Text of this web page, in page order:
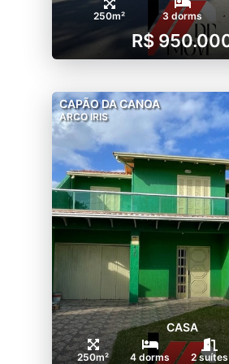
250m² 3 dorms
R$
CAPÃO DA CANOA
ARCO IRIS
CASA
250m² 4 dorms 2 suítes